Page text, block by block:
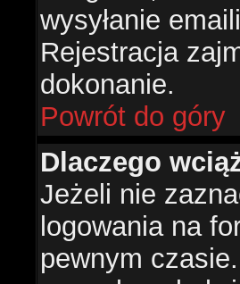
wysyłanie
Rejestracja
dokonanie.
Powrót do góry
Dlaczego
Jeżeli nie
logowania na
pewnym